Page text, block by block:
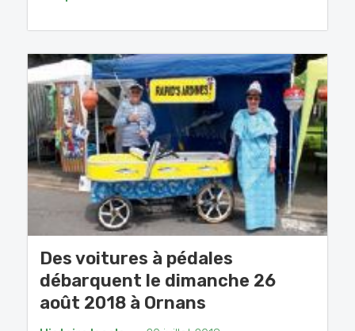
Des voitures à pédales
débarquent le dimanche 26
août 2018 à Ornans